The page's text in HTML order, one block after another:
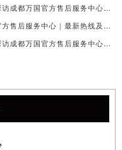
亲身到店探访成都万国官方售后服务中心｜官方地址与维修热线（2026年7月最新）
成都万国官方售后服务中心｜最新热线及维修地址权威信息公示（2026年7月最新）
亲身到店探访成都万国官方售后服务中心｜维修地址与官方客服热线（2026年7月最新）